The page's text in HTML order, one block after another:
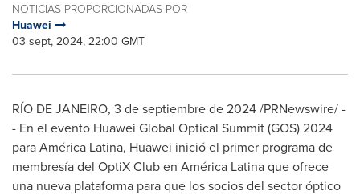
NOTICIAS PROPORCIONADAS POR
Huawei
03 sept, 2024, 22:00 GMT
RÍO DE JANEIRO, 3 de septiembre de 2024/PRNewswire/ -
- En el evento Huawei Global Optical Summit (GOS) 2024
para América Latina, Huawei inició el primer programa de
membresía del OptiX Club en América Latina que ofrece
una nueva plataforma para que los socios del sector óptico